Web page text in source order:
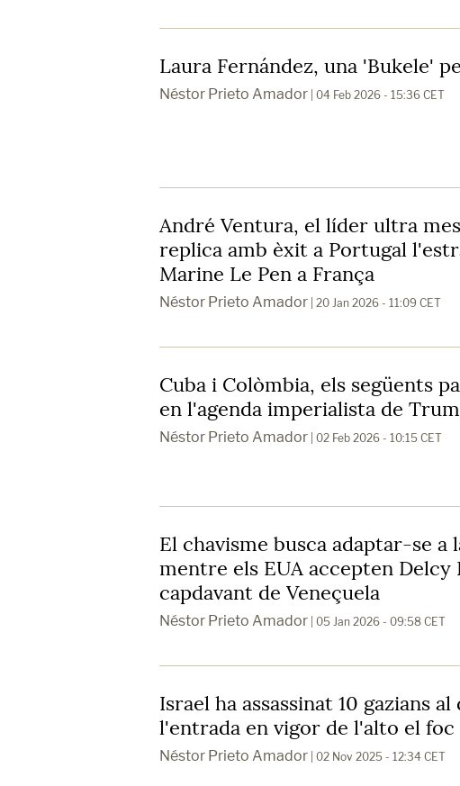
Laura Fernández, una 'Bukele'
Néstor Prieto Amador | 04 Feb 2026 - 15:36 CET
André Ventura, el líder ultra
replica amb èxit a Portugal
Marine Le Pen a França
Néstor Prieto Amador | 20 Jan 2026 - 11:09 CET
Cuba i Colòmbia, els següents
en l'agenda imperialista de
Néstor Prieto Amador | 02 Feb 2026 - 10:15 CET
El chavisme busca adaptar-se a
mentre els EUA accepten Delcy
capdavant de Veneçuela
Néstor Prieto Amador | 05 Jan 2026 - 09:58 CET
Israel ha assassinat 10 gazians al
l'entrada en vigor de l'alto el foc
Néstor Prieto Amador | 02 Nov 2025 - 12:34 CET